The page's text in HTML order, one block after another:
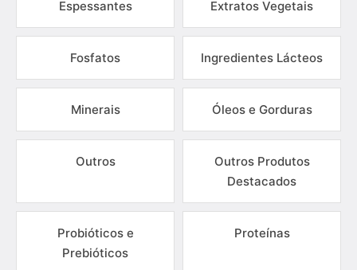
Espessantes Extratos Vegetais
Fosfatos Ingredientes Lácteos
Minerais Óleos e Gorduras
Outros
Outros Produtos
Destacados
Probióticos e
Prebióticos
Proteínas